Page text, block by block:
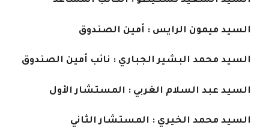
السيد ميمون الرايس : أمين الصندوق
السيد محمد البشير الجباري : نائب أمين الصندوق
السيد عبد السلام الغربي : المستشار الأول
السيد محمد الخيري : المستشار الثاني